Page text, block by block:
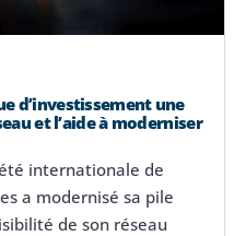
d’investissement une
et l’aide à moderniser
internationale de
a modernisé sa pile
de son réseau